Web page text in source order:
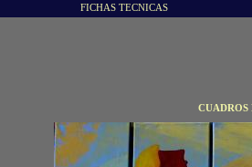
FICHAS TECNICAS